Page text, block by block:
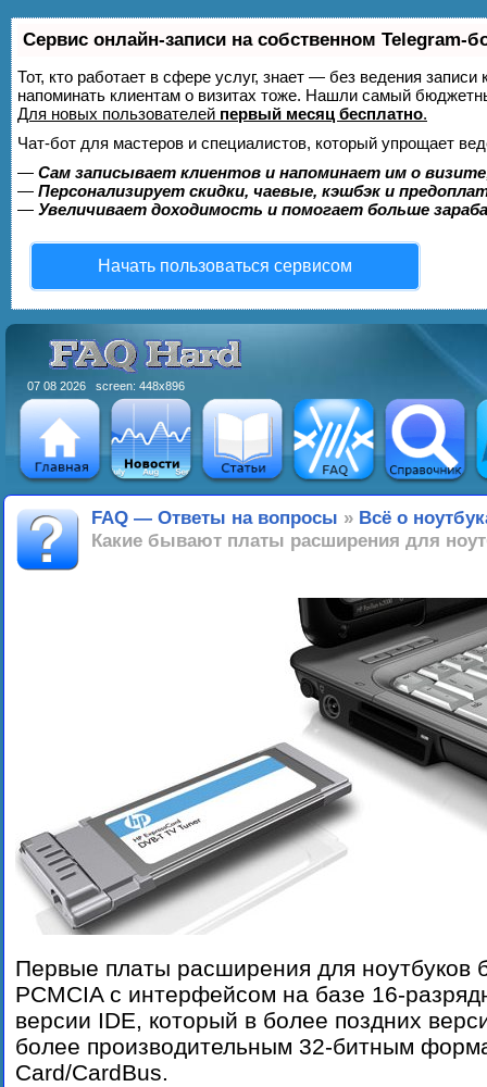
Сервис онлайн-записи на собственном Telegram-
Тот, кто работает в сфере услуг, знает — без ведения
напоминать клиентам о визитах тоже. Нашли самый
Для новых пользователей первый месяц бесплатно.
Чат-бот для мастеров и специалистов, который упрощает
— Сам записывает клиентов и напоминает им о
— Персонализирует скидки, чаевые, кэшбэк и
— Увеличивает доходимость и помогает больше
Начать пользоваться сервисом
07 08 2026 screen: 448x896
FAQ — Ответы на вопросы » Всё о
Какие бывают платы расширения для
Первые платы расширения для ноутбуков
PCMCIA с интерфейсом на базе 16-
версии IDE, который в более поздних
более производительным 32-битным
Card/CardBus.